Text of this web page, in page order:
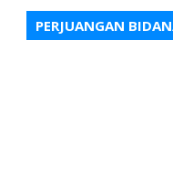
PERJUANGAN